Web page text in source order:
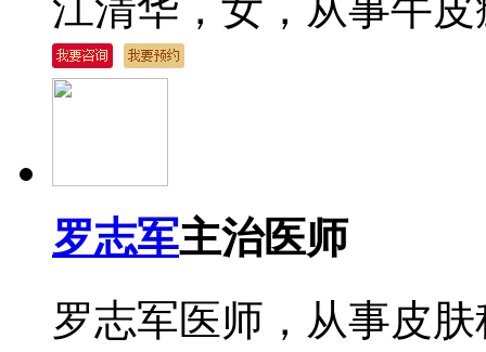
罗志军主治医师
罗志军医师，从事皮